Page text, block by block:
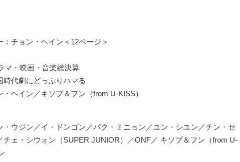
チョン・ヘイン＜12ページ＞
マ・映画・音楽総決算
代劇にどっぷりハマる
ヘイン／キソプ＆フン（from U-KISS）
・ウジン／イ・ドンゴン／パク・ミニョン／ユン・シユン／チン・セ
チェ・シウォン（SUPER JUNIOR）／ONF／ キソプ＆フン（from U-